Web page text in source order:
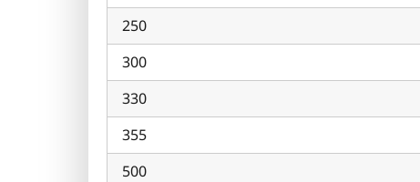
250
300
330
355
500